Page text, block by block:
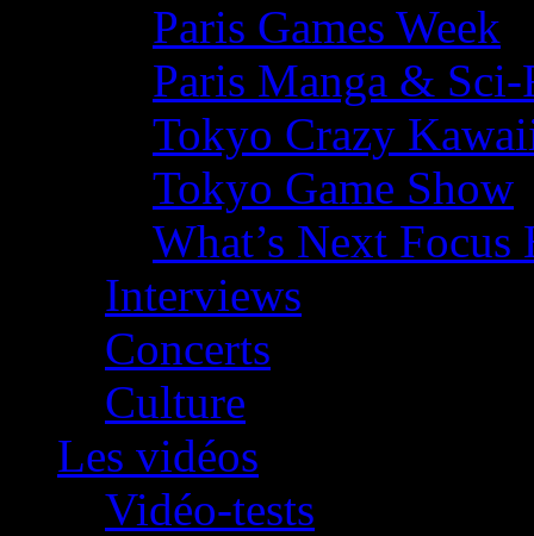
Paris Games Week
Paris Manga &
Tokyo Crazy
Tokyo Game Show
What’s Next
Interviews
Concerts
Culture
Les vidéos
Vidéo-tests